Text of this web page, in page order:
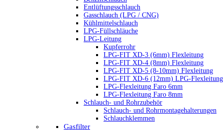
Entlüftungsschlauch
Gasschlauch (LPG / CNG)
Kühlmittelschlauch
LPG-Füllschläuche
LPG-Leitung
Kupferrohr
LPG-FIT XD-3 (6mm) Flexleitung
LPG-FIT XD-4 (8mm) Flexleitung
LPG-FIT XD-5 (8-10mm) Flexleitung
LPG-FIT XD-6 (12mm) LPG-Flexleitung
LPG-Flexleitung Faro 6mm
LPG-Flexleitung Faro 8mm
Schlauch- und Rohrzubehör
Schlauch- und Rohrmontagehalterungen
Schlauchklemmen
Gasfilter